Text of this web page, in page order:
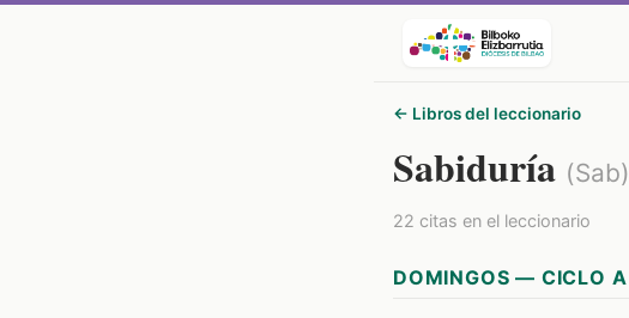
← Libros del leccionario
Sabiduría (Sab)
22 citas en el leccionario
DOMINGOS — CICLO A